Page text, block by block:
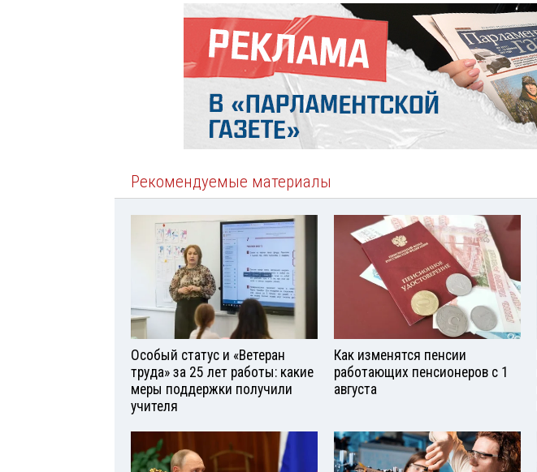
Рекомендуемые материалы
Особый статус и «Ветеран
труда» за 25 лет работы: какие
меры поддержки получили
учителя
Как изменятся пенсии
работающих пенсионеров с 1
августа